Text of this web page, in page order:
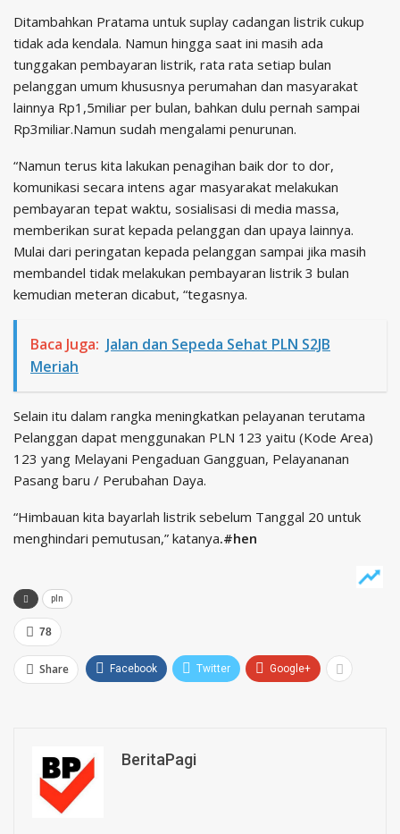
Ditambahkan Pratama untuk suplay cadangan listrik cukup
tidak ada kendala. Namun hingga saat ini masih ada
tunggakan pembayaran listrik, rata rata setiap bulan
pelanggan umum khususnya perumahan dan masyarakat
lainnya Rp1,5miliar per bulan, bahkan dulu pernah sampai
Rp3miliar.Namun sudah mengalami penurunan.
“Namun terus kita lakukan penagihan baik dor to dor,
komunikasi secara intens agar masyarakat melakukan
pembayaran tepat waktu, sosialisasi di media massa,
memberikan surat kepada pelanggan dan upaya lainnya.
Mulai dari peringatan kepada pelanggan sampai jika masih
membandel tidak melakukan pembayaran listrik 3 bulan
kemudian meteran dicabut, “tegasnya.
Baca Juga: Jalan dan Sepeda Sehat PLN S2JB
Meriah
Selain itu dalam rangka meningkatkan pelayanan terutama
Pelanggan dapat menggunakan PLN 123 yaitu (Kode Area)
123 yang Melayani Pengaduan Gangguan, Pelayananan
Pasang baru / Perubahan Daya.
“Himbauan kita bayarlah listrik sebelum Tanggal 20 untuk
menghindari pemutusan,” katanya.#hen
pln
78
Share Facebook Twitter Google+
BeritaPagi